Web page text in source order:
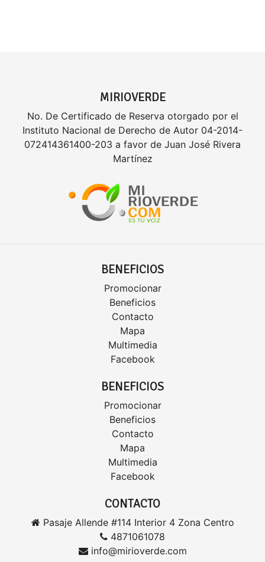
MIRIOVERDE
No. De Certificado de Reserva otorgado por el
Instituto Nacional de Derecho de Autor 04-2014-
072414361400-203 a favor de Juan José Rivera
Martínez
BENEFICIOS
Promocionar
Beneficios
Contacto
Mapa
Multimedia
Facebook
BENEFICIOS
Promocionar
Beneficios
Contacto
Mapa
Multimedia
Facebook
CONTACTO
Pasaje Allende #114 Interior 4 Zona Centro
4871061078
info@mirioverde.com